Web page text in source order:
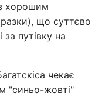
хорошим
що суттєво
путівку на
чекає
"синьо-жовті"